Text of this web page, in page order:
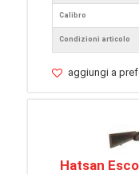
Calibro
Condizioni articolo
aggiungi a
Hatsan